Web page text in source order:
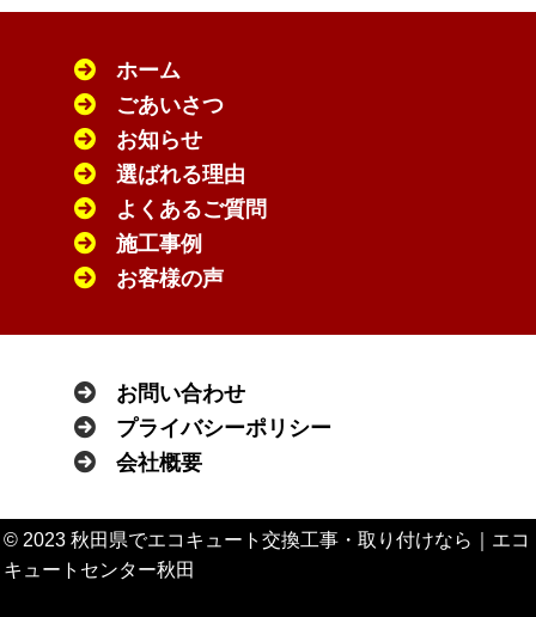
ホーム
ごあいさつ
お知らせ
選ばれる理由
よくあるご質問
施工事例
お客様の声
お問い合わせ
プライバシーポリシー
会社概要
© 2023 秋田県でエコキュート交換工事・取り付けなら｜エコ
キュートセンター秋田